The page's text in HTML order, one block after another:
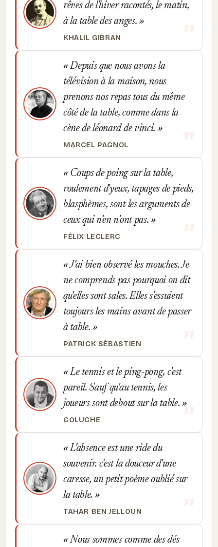
rêves de l'hiver racontés, le matin,
à la table des anges.
KHALIL GIBRAN
Depuis que nous avons la
télévision à la maison, nous
prenons nos repas tous du même
côté de la table, comme dans la
cène de léonard de vinci.
MARCEL PAGNOL
Coups de poing sur la table,
roulement d'yeux, tapages de pieds,
blasphèmes, sont les arguments de
ceux qui n'en n'ont pas.
FÉLIX LECLERC
J'ai bien observé les mouches. Je
ne comprends pas pourquoi on dit
qu'elles sont sales. Elles s'essuient
toujours les mains avant de passer
à table.
PATRICK SÉBASTIEN
Le tennis et le ping-pong, c'est
pareil. Sauf qu'au tennis, les
joueurs sont debout sur la table.
COLUCHE
L'absence est une ride du
souvenir. c'est la douceur d'une
caresse, un petit poème oublié sur
la table.
TAHAR BEN JELLOUN
Nous sommes comme des dés